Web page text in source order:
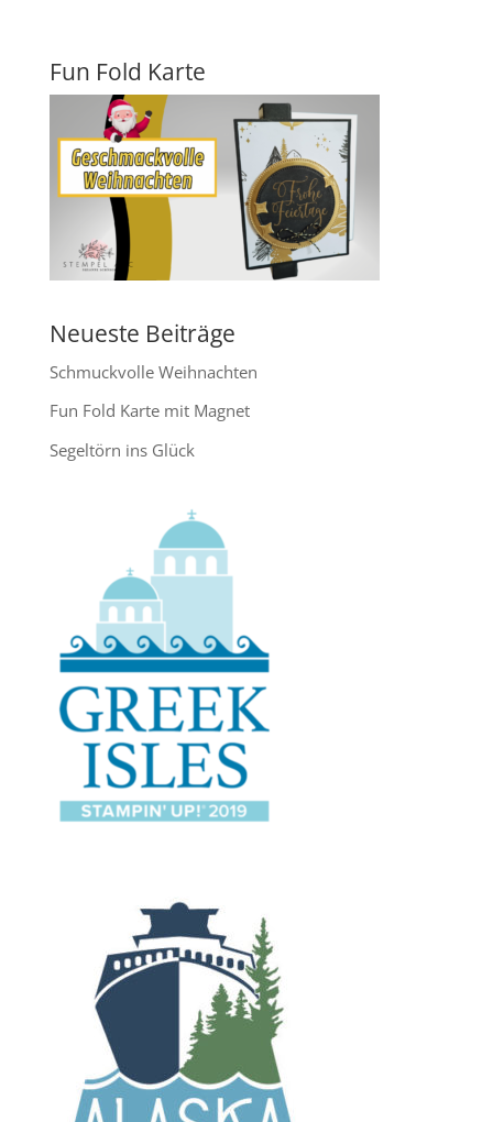
Fun Fold Karte
Neueste Beiträge
Schmuckvolle Weihnachten
Fun Fold Karte mit Magnet
Segeltörn ins Glück